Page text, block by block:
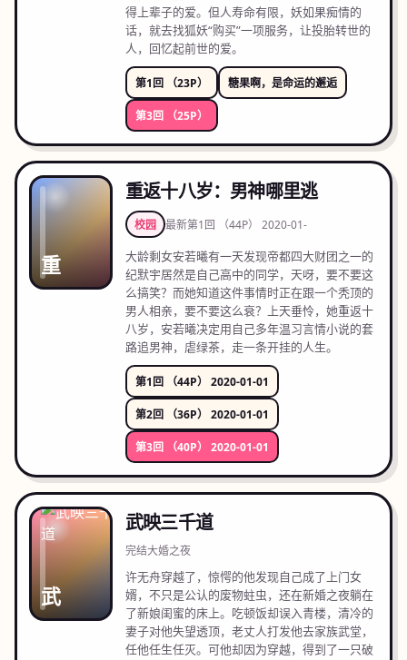
得上辈子的爱。但人寿命有限，妖如果痴情的
话，就去找狐妖“购买”一项服务，让投胎转世的
人，回忆起前世的爱。
第1回 （23P） 糖果啊，是命运的邂逅
第3回 （25P）
重
重返十八岁：男神哪里逃
校园 最新第1回 （44P） 2020-01-
大龄剩女安若曦有一天发现帝都四大财团之一的
纪默宇居然是自己高中的同学，天呀，要不要这
么搞笑？而她知道这件事情时正在跟一个秃顶的
男人相亲，要不要这么衰？上天垂怜，她重返十
八岁，安若曦决定用自己多年温习言情小说的套
路追男神，虐绿茶，走一条开挂的人生。
第1回 （44P） 2020-01-01
第2回 （36P） 2020-01-01
第3回 （40P） 2020-01-01
武
武映三千道
完结大婚之夜
许无舟穿越了，惊愕的他发现自己成了上门女
婿，不只是公认的废物蛀虫，还在新婚之夜躺在
了新娘闺蜜的床上。吃顿饭却误入青楼，清冷的
妻子对他失望透顶，老丈人打发他去家族武堂，
任他任生任灭。可他却因为穿越，得到了一只破